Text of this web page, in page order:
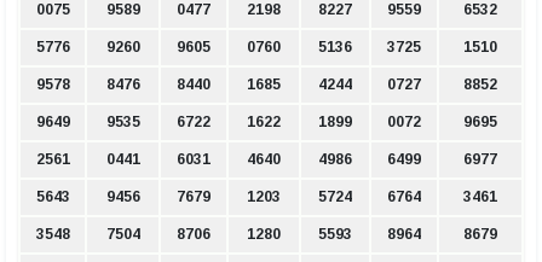
0075 9589 0477 2198 8227 9559 6532
5776 9260 9605 0760 5136 3725 1510
9578 8476 8440 1685 4244 0727 8852
9649 9535 6722 1622 1899 0072 9695
2561 0441 6031 4640 4986 6499 6977
5643 9456 7679 1203 5724 6764 3461
3548 7504 8706 1280 5593 8964 8679